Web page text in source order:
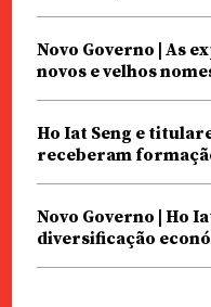
Novo Governo | As
novos e velhos
Ho Iat Seng e
receberam
Novo Governo | Ho
diversificação